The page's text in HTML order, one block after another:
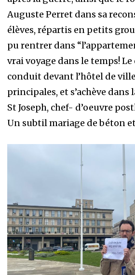
Auguste Perret dans sa
élèves, répartis en petits
pu rentrer dans
vrai voyage dans le temps!
conduit devant l’hôtel de
principales, et s’achève dans
St Joseph, chef- d’oeuvre
Un subtil mariage de béton